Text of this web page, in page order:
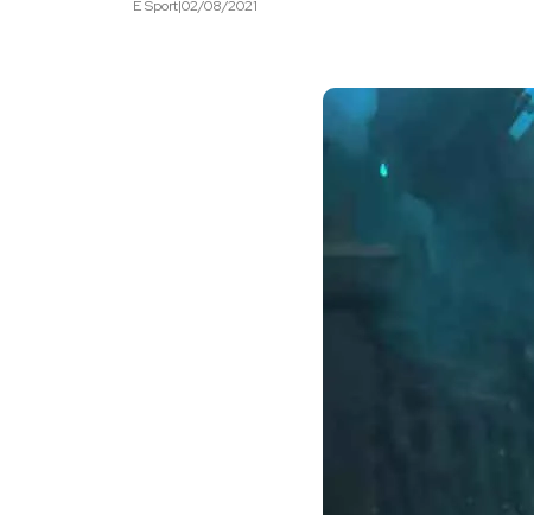
E Sport|02/08/2021